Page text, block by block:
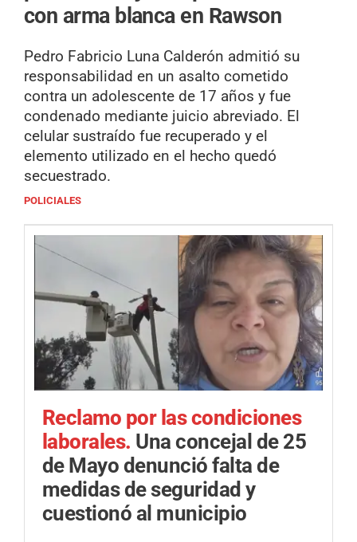
con arma blanca en Rawson
Pedro Fabricio Luna Calderón admitió su
responsabilidad en un asalto cometido
contra un adolescente de 17 años y fue
condenado mediante juicio abreviado. El
celular sustraído fue recuperado y el
elemento utilizado en el hecho quedó
secuestrado.
POLICIALES
Reclamo por las condiciones
laborales. Una concejal de 25
de Mayo denunció falta de
medidas de seguridad y
cuestionó al municipio